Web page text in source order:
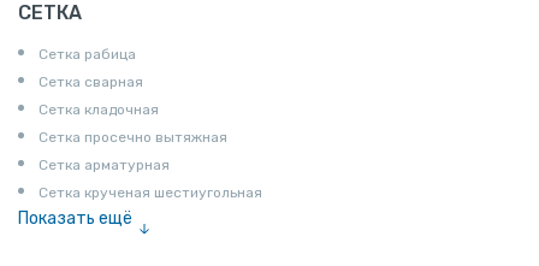
СЕТКА
Сетка рабица
Сетка сварная
Сетка кладочная
Сетка просечно вытяжная
Сетка арматурная
Сетка крученая шестиугольная
Показать ещё